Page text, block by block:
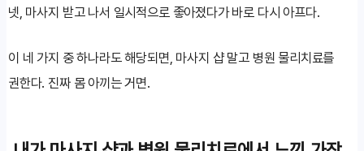
넷, 마사지 받고 나서 일시적으로 좋아졌다가 바로 다시 아프다.
이 네 가지 중 하나라도 해당되면, 마사지 샵 말고 병원 물리치료를
권한다. 진짜 몸 아끼는 거면.